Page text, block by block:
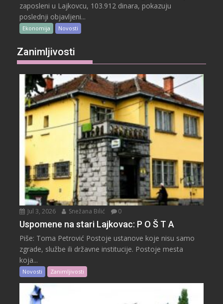
zaposleni u Lajkovcu, 103.912 dinara, pokazuju
poslednji objavljeni...
Ekonomija Novosti
Zanimljivosti
Jul 3, 2026 Snežana Bilić 0
Uspomene na stari Lajkovac: P O Š T A
Piše: Toma Petrović Postoje ustanove koje nisu samo
zgrade, službe ili državne institucije. Postoje mesta
koja...
Novosti Zanimljivosti